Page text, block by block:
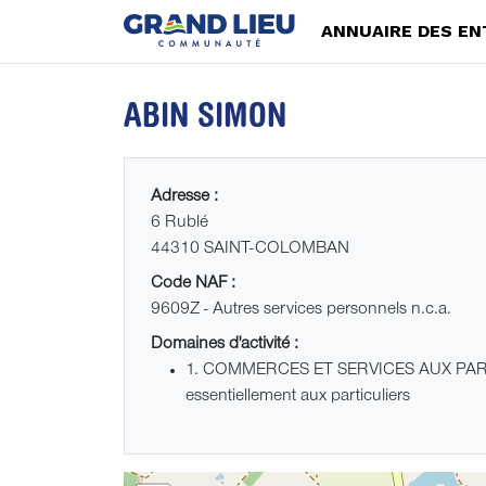
ANNUAIRE DES
ABIN SIMON
Adresse :
6 Rublé
44310 SAINT-COLOMBAN
Code NAF :
9609Z - Autres services personnels n.c.a.
Domaines d'activité :
1. COMMERCES ET SERVICES AUX
essentiellement aux particuliers